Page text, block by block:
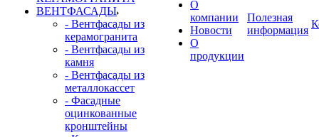
ВЕНТФАСАДЫ
- Вентфасады из
керамогранита
- Вентфасады из
камня
- Вентфасады из
металлокассет
- Фасадные
оцинкованные
кронштейны
О
компании
Новости
О
продукции
Полезная
информация